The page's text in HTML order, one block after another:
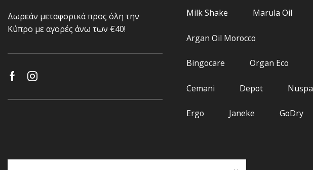
Δωρεάν μεταφορικά προς όλη την
Κύπρο με αγορές άνω των €40!
Milk Shake Marula Oil
Argan Oil Morocco
Bingocare Organ Eco
Cemani Depot Nuspa
Ergo Janeke GoDry